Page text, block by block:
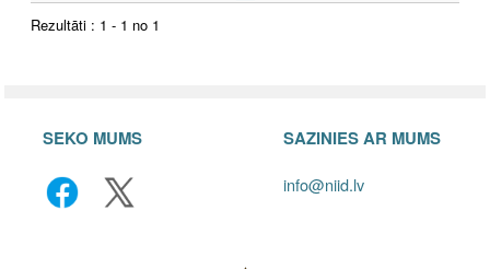
Rezultāti : 1 - 1 no 1
SEKO MUMS SAZINIES AR MUMS
info@niid.lv